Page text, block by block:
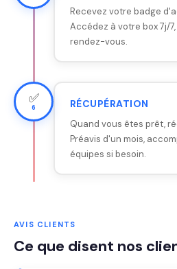
Recevez votre badge
Accédez à votre box 7j/
rendez-vous.
✅
6 RÉCUPÉRATION
Quand vous êtes prêt,
Préavis d'un mois,
équipes si besoin.
AVIS CLIENTS
Ce que disent nos